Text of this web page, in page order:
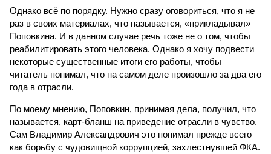
Однако всё по порядку. Нужно сразу оговориться, что я не
раз в своих материалах, что называется, «прикладывал»
Поповкина. И в данном случае речь тоже не о том, чтобы
реабилитировать этого человека. Однако я хочу подвести
некоторые существенные итоги его работы, чтобы
читатель понимал, что на самом деле произошло за два его
года в отрасли.
По моему мнению, Поповкин, принимая дела, получил, что
называется, карт-бланш на приведение отрасли в чувство.
Сам Владимир Александрович это понимал прежде всего
как борьбу с чудовищной коррупцией, захлестнувшей ФКА.